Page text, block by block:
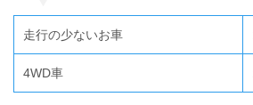
走行の少ないお車
4WD車